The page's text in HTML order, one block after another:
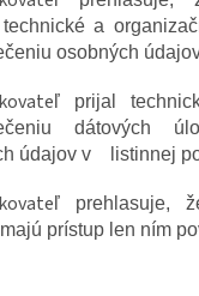
technické a
osobných
ľ prijal
dátových
údajov v listinnej
ľ prehlasuje,
prístup len ním